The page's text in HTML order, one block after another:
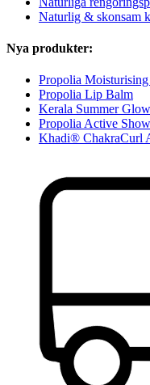
Naturlig & skonsam
Nya produkter:
Propolia
Propolia Lip Balm
Kerala Summer
Propolia Active
Khadi® ChakraCurl